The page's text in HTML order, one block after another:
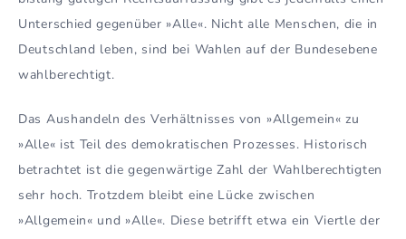
Unterschied gegenüber »Alle«. Nicht alle Menschen, die in
Deutschland leben, sind bei Wahlen auf der Bundesebene
wahlberechtigt.
Das Aushandeln des Verhältnisses von »Allgemein« zu
»Alle« ist Teil des demokratischen Prozesses. Historisch
betrachtet ist die gegenwärtige Zahl der Wahlberechtigten
sehr hoch. Trotzdem bleibt eine Lücke zwischen
»Allgemein« und »Alle«. Diese betrifft etwa ein Viertle der